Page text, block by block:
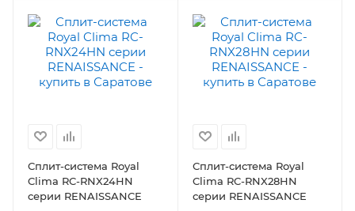
Сплит-система Royal
Clima RC-RNX24HN
серии RENAISSANCE
Сплит-система Royal
Clima RC-RNX28HN
серии RENAISSANCE